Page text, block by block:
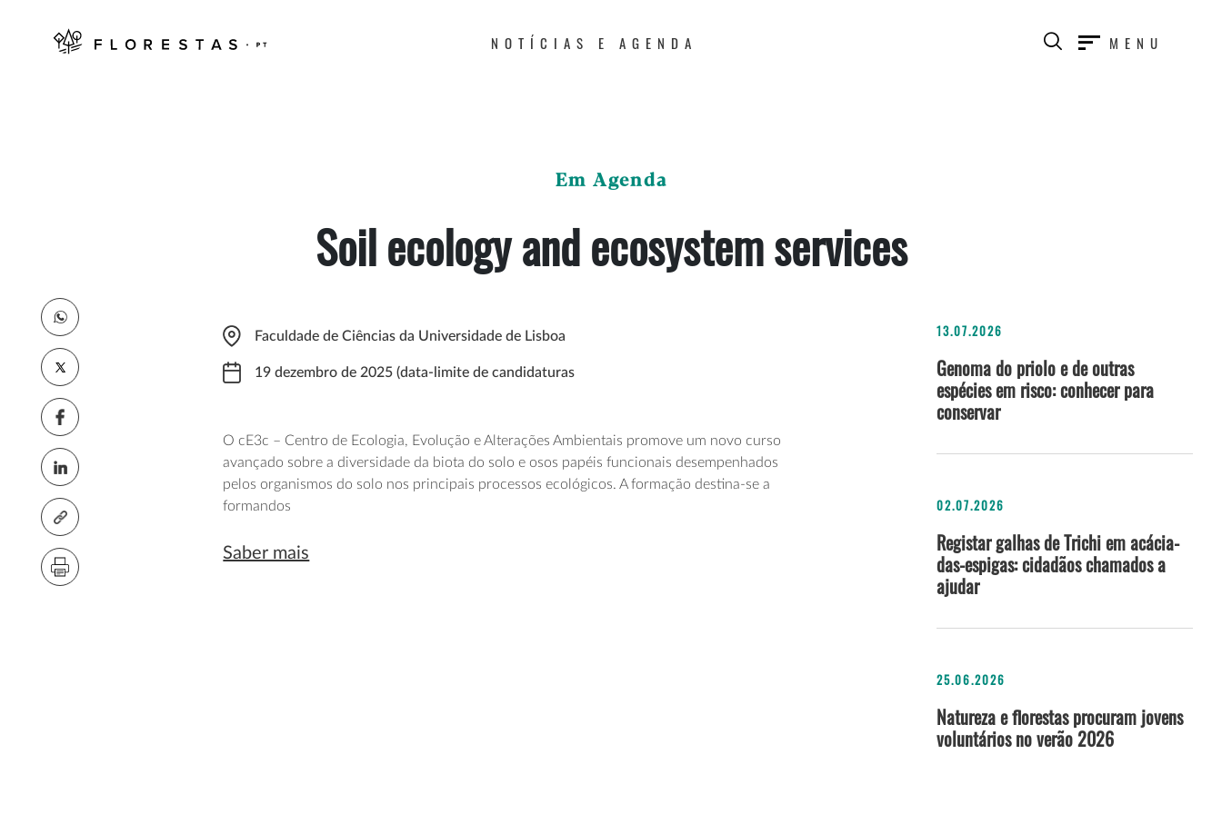
NOTÍCIAS E AGENDA MENU
Em Agenda
Soil ecology and ecosystem services
Faculdade de Ciências da Universidade de Lisboa
19 dezembro de 2025 (data-limite de candidaturas
O cE3c – Centro de Ecologia, Evolução e Alterações Ambientais promove um novo curso
avançado sobre a diversidade da biota do solo e osos papéis funcionais desempenhados
pelos organismos do solo nos principais processos ecológicos. A formação destina-se a
formandos
Saber mais
13.07.2026
Genoma do priolo e de outras
espécies em risco: conhecer para
conservar
02.07.2026
Registar galhas de Trichi em acácia-
das-espigas: cidadãos chamados a
ajudar
25.06.2026
Natureza e florestas procuram jovens
voluntários no verão 2026